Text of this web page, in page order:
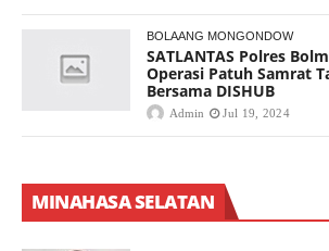
BOLAANG MONGONDOW
SATLANTAS Polres
Operasi Patuh Samrat
Bersama DISHUB
Admin Jul 19, 2024
MINAHASA SELATAN